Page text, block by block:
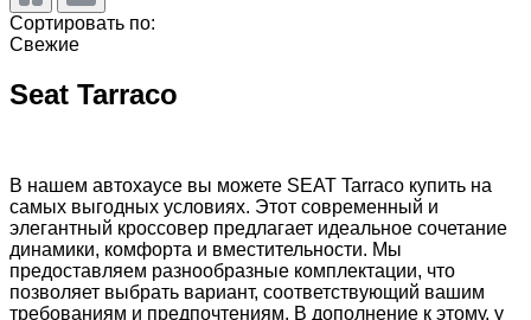
Сортировать по:
Свежие
Seat Tarraco
В нашем автохаусе вы можете SEAT Tarraco купить на
самых выгодных условиях. Этот современный и
элегантный кроссовер предлагает идеальное сочетание
динамики, комфорта и вместительности. Мы
предоставляем разнообразные комплектации, что
позволяет выбрать вариант, соответствующий вашим
требованиям и предпочтениям. В дополнение к этому, у